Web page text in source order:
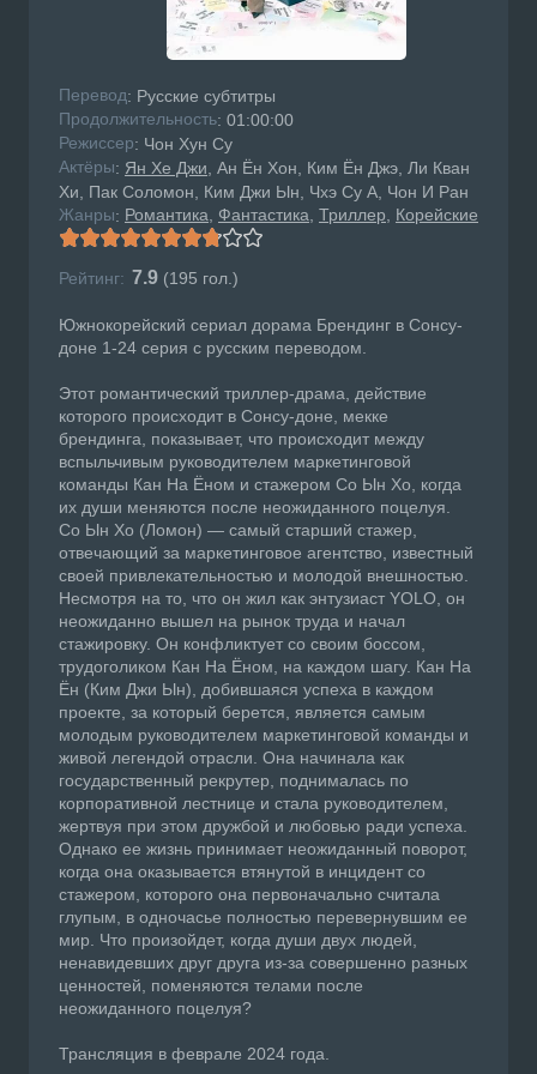
Перевод: Русские субтитры
Продолжительность: 01:00:00
Режисcер: Чон Хун Су
Актёры: Ян Хе Джи, Ан Ён Хон, Ким Ён Джэ, Ли Кван
Хи, Пак Соломон, Ким Джи Ын, Чхэ Су А, Чон И Ран
Жанры: Романтика Фантастика Триллер Корейские
Рейтинг: 7.9 (195 гол.)
Южнокорейский сериал дорама Брендинг в Сонсу-
доне 1-24 серия с русским переводом.
Этот романтический триллер-драма, действие
которого происходит в Сонсу-доне, мекке
брендинга, показывает, что происходит между
вспыльчивым руководителем маркетинговой
команды Кан На Ёном и стажером Со Ын Хо, когда
их души меняются после неожиданного поцелуя.
Со Ын Хо (Ломон) — самый старший стажер,
отвечающий за маркетинговое агентство, известный
своей привлекательностью и молодой внешностью.
Несмотря на то, что он жил как энтузиаст YOLO, он
неожиданно вышел на рынок труда и начал
стажировку. Он конфликтует со своим боссом,
трудоголиком Кан На Ёном, на каждом шагу. Кан На
Ён (Ким Джи Ын), добившаяся успеха в каждом
проекте, за который берется, является самым
молодым руководителем маркетинговой команды и
живой легендой отрасли. Она начинала как
государственный рекрутер, поднималась по
корпоративной лестнице и стала руководителем,
жертвуя при этом дружбой и любовью ради успеха.
Однако ее жизнь принимает неожиданный поворот,
когда она оказывается втянутой в инцидент со
стажером, которого она первоначально считала
глупым, в одночасье полностью перевернувшим ее
мир. Что произойдет, когда души двух людей,
ненавидевших друг друга из-за совершенно разных
ценностей, поменяются телами после
неожиданного поцелуя?
Трансляция в феврале 2024 года.